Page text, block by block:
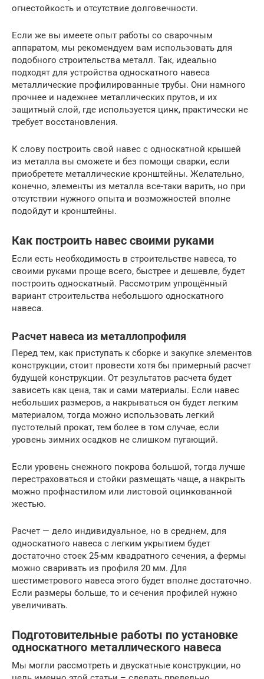
огнестойкость и отсутствие долговечности.
Если же вы имеете опыт работы со сварочным
аппаратом, мы рекомендуем вам использовать для
подобного строительства металл. Так, идеально
подходят для устройства односкатного навеса
металлические профилированные трубы. Они намного
прочнее и надежнее металлических прутов, и их
защитный слой, где используется цинк, практически не
требует восстановления.
К слову построить свой навес с односкатной крышей
из металла вы сможете и без помощи сварки, если
приобретете металлические кронштейны. Желательно,
конечно, элементы из металла все-таки варить, но при
отсутствии нужного опыта и возможностей вполне
подойдут и кронштейны.
Как построить навес своими руками
Если есть необходимость в строительстве навеса, то
своими руками проще всего, быстрее и дешевле, будет
построить односкатный. Рассмотрим упрощённый
вариант строительства небольшого односкатного
навеса.
Расчет навеса из металлопрофиля
Перед тем, как приступать к сборке и закупке элементов
конструкции, стоит провести хотя бы примерный расчет
будущей конструкции. От результатов расчета будет
зависеть как цена, так и сами материалы. Если навес
небольших размеров, а накрываться он будет легким
материалом, тогда можно использовать легкий
пустотелый прокат, тем более в том случае, если
уровень зимних осадков не слишком пугающий.
Если уровень снежного покрова большой, тогда лучше
перестраховаться и стойки размещать чаще, а накрыть
можно профнастилом или листовой оцинкованной
жестью.
Расчет — дело индивидуальное, но в среднем, для
односкатного навеса с легким укрытием будет
достаточно стоек 25-мм квадратного сечения, а фермы
можно сваривать из профиля 20 мм. Для
шестиметрового навеса этого будет вполне достаточно.
Если размеры больше, то и сечения профилей нужно
увеличивать.
Подготовительные работы по установке
односкатного металлического навеса
Мы могли рассмотреть и двускатные конструкции, но